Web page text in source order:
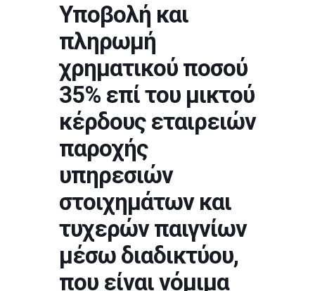
Υποβολή και
πληρωμή
χρηματικού ποσού
35% επί του μικτού
κέρδους εταιρειών
παροχής
υπηρεσιών
στοιχημάτων και
τυχερών παιγνίων
μέσω διαδικτύου,
που είναι νόμιμα